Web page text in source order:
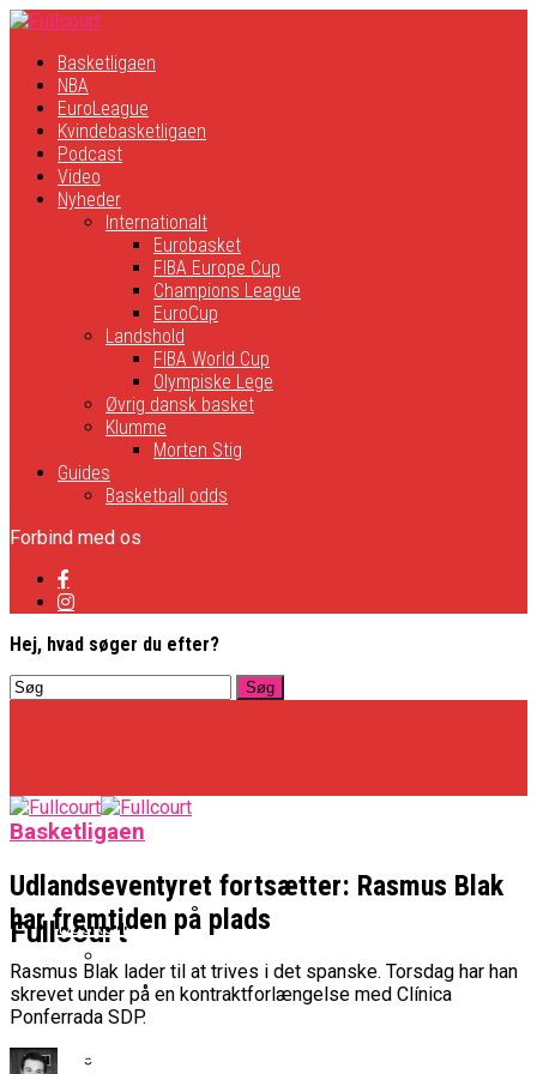
Basketligaen
NBA
EuroLeague
Kvindebasketligaen
Podcast
Video
Nyheder
Internationalt
Eurobasket
FIBA Europe Cup
Champions League
EuroCup
Landshold
FIBA World Cup
Olympiske Lege
Øvrig dansk basket
Klumme
Morten Stig
Guides
Basketball odds
Forbind med os
Hej, hvad søger du efter?
Fullcourt
Basketligaen
Officielt: Vejen Gafler Dansker Hos Rabbits
NBA
Basketligaen
Udlandseventyret fortsætter: Rasmus Blak
har fremtiden på plads
Rasmus Blak lader til at trives i det spanske. Torsdag har han
skrevet under på en kontraktforlængelse med Clínica
Ponferrada SDP.